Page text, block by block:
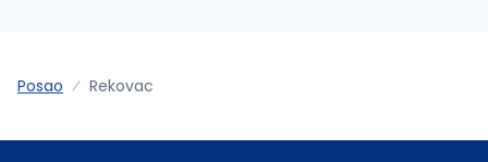
Posao Rekovac